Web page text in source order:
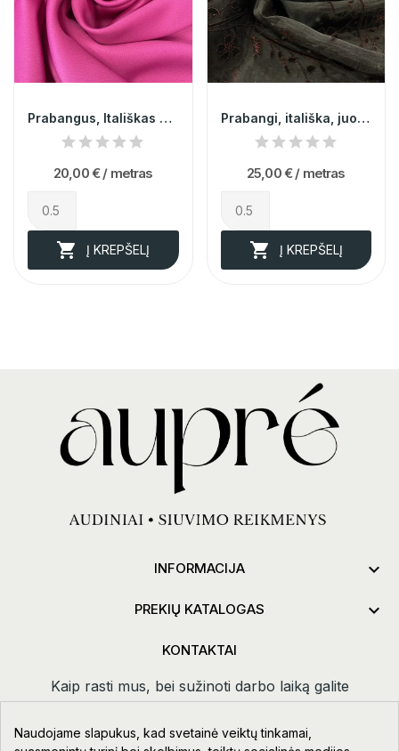
Prabangus, Itališkas atlasas 014671
20,00 € / metras
 Į KREPŠELĮ
Prabangi, itališka, juoda, bordo spalvos gėlėm...
25,00 € / metras
 Į KREPŠELĮ
INFORMACIJA 
PREKIŲ KATALOGAS 
KONTAKTAI
Kaip rasti mus, bei sužinoti darbo laiką galite
paspauduskontaktai.
Taikos pr. 111-109, Klaipėda
Naudojame slapukus, kad svetainė veiktų tinkamai,